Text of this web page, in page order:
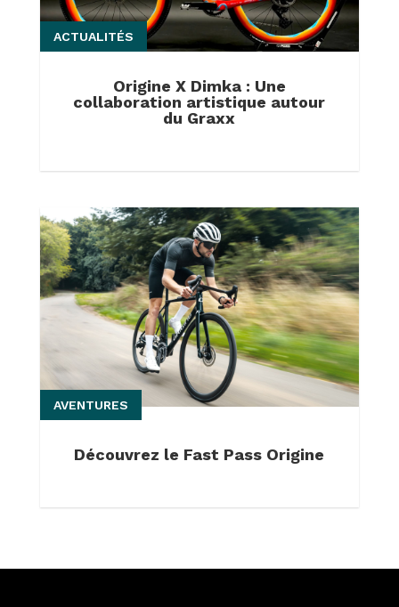
Origine X Dimka : Une
collaboration artistique autour
du Graxx
ACTUALITÉS
Découvrez le Fast Pass Origine
AVENTURES